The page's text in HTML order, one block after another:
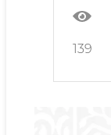
139